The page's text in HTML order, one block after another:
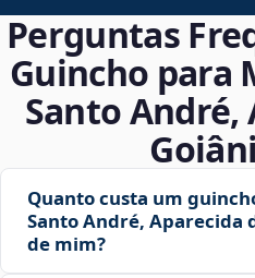
Perguntas
Guincho para
Santo André,
Quanto custa um
Santo André, Aparecida
de mim?